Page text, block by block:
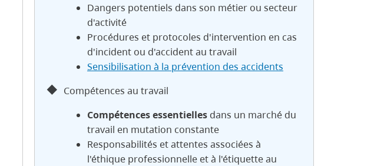
Dangers potentiels dans son métier ou secteur
d'activité
Procédures et protocoles d'intervention en cas
d'incident ou d'accident au travail
Sensibilisation à la prévention des accidents
Compétences au travail
Compétences essentiellesdans un marché du
travail en mutation constante
Responsabilités et attentes associées à
l'éthique professionnelle et à l'étiquette au